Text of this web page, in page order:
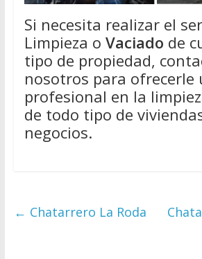
Si necesita realizar el
Limpieza o Vaciado de
tipo de propiedad,
nosotros para ofrecerle
profesional en la
de todo tipo de
negocios.
← Chatarrero La Roda